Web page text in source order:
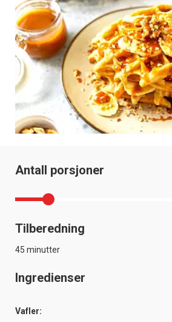
Antall porsjoner
Tilberedning
45 minutter
Ingredienser
Vafler: